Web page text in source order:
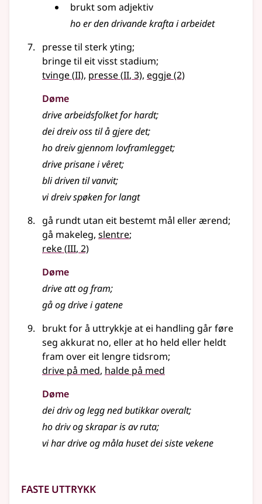
brukt som adjektiv
ho er den drivande krafta i arbeidet
presse til sterk yting;
bringe til eit visst stadium;
tvinge(2
II), presse(2
II, 3), eggje(2)
Døme
drive arbeidsfolket for hardt;
dei dreiv oss til å gjere det;
ho dreiv gjennom lovframlegget;
drive prisane i vêret;
bli driven til vanvit;
vi dreiv spøken for langt
gå rundt utan eit bestemt mål eller ærend;
gå makeleg, slentre;
reke(3
III, 2)
Døme
drive att og fram;
gå og drive i gatene
brukt for å uttrykkje at ei handling går føre
seg akkurat no, eller at ho held eller heldt
fram over eit lengre tidsrom;
drive på med, halde på med
Døme
dei driv og legg ned butikkar overalt;
ho driv og skrapar is av ruta;
vi har drive og måla huset dei siste vekene
Faste uttrykk